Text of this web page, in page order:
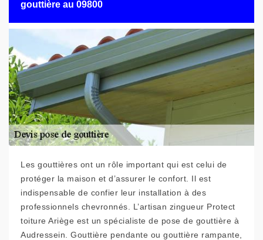
gouttière au 09800
Les gouttières ont un rôle important qui est celui de
protéger la maison et d’assurer le confort. Il est
indispensable de confier leur installation à des
professionnels chevronnés. L’artisan zingueur Protect
toiture Ariège est un spécialiste de pose de gouttière à
Audressein. Gouttière pendante ou gouttière rampante,